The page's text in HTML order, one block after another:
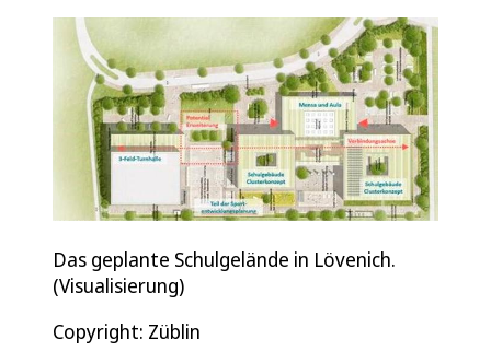
Das geplante Schulgelände in Lövenich.
(Visualisierung)
Copyright: Züblin